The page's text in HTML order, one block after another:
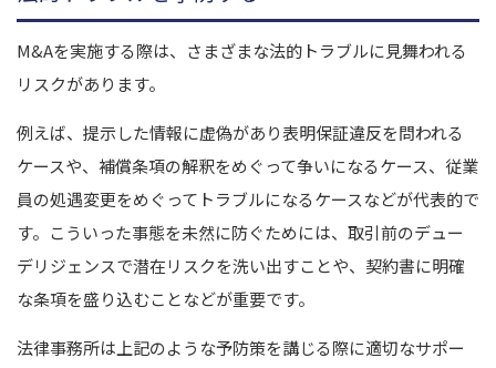
M&Aを実施する際は、さまざまな法的トラブルに見舞われる
リスクがあります。
例えば、提示した情報に虚偽があり表明保証違反を問われる
ケースや、補償条項の解釈をめぐって争いになるケース、従業
員の処遇変更をめぐってトラブルになるケースなどが代表的で
す。こういった事態を未然に防ぐためには、取引前のデュー
デリジェンスで潜在リスクを洗い出すことや、契約書に明確
な条項を盛り込むことなどが重要です。
法律事務所は上記のような予防策を講じる際に適切なサポー